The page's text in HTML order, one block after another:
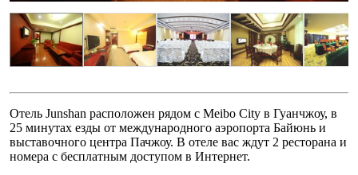
Отель Junshan расположен рядом с Meibo City в Гуанчжоу, в
25 минутах езды от международного аэропорта Байюнь и
выставочного центра Пачжоу. В отеле вас ждут 2 ресторана и
номера с бесплатным доступом в Интернет.